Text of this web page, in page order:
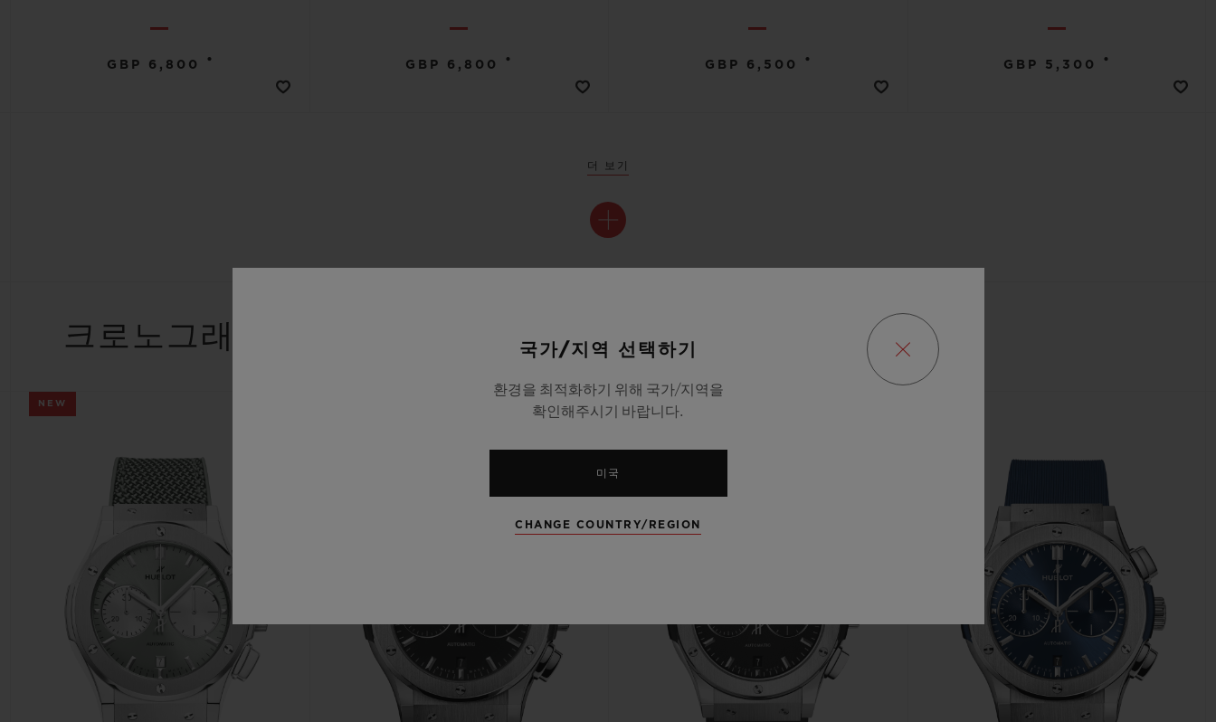
GBP 6,800 • GBP 6,800 • GBP 6,500 • GBP 5,300 •
더 보기
크로노그래프
NEW
국가/지역 선택하기
환경을 최적화하기 위해 국가/지역을
확인해주시기 바랍니다.
미국
CHANGE COUNTRY/REGION